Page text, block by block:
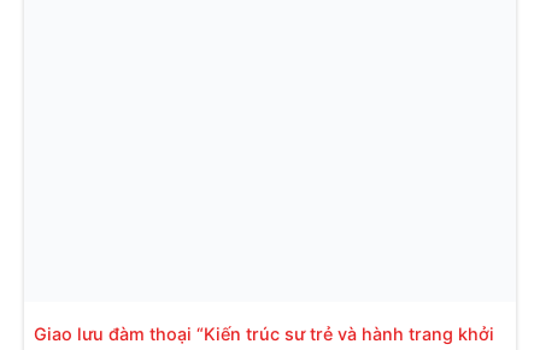
Giao lưu đàm thoại “Kiến trúc sư trẻ và hành trang khởi